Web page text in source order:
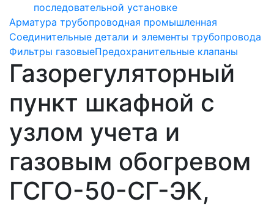
последовательной установке
Арматура трубопроводная промышленная
Соединительные детали и элементы трубопровода
Фильтры газовыеПредохранительные клапаны
Газорегуляторный
пункт шкафной с
узлом учета и
газовым обогревом
ГСГО-50-СГ-ЭК,